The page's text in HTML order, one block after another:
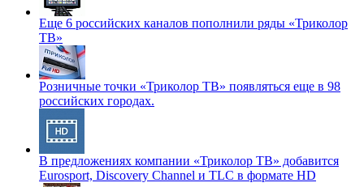
Еще 6 российских каналов пополнили ряды «Триколор
ТВ»
Розничные точки «Триколор ТВ» появляться еще в 98
российских городах.
В предложениях компании «Триколор ТВ» добавится
Eurosport, Discovery Channel и TLC в формате HD